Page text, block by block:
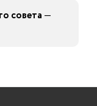
совета —